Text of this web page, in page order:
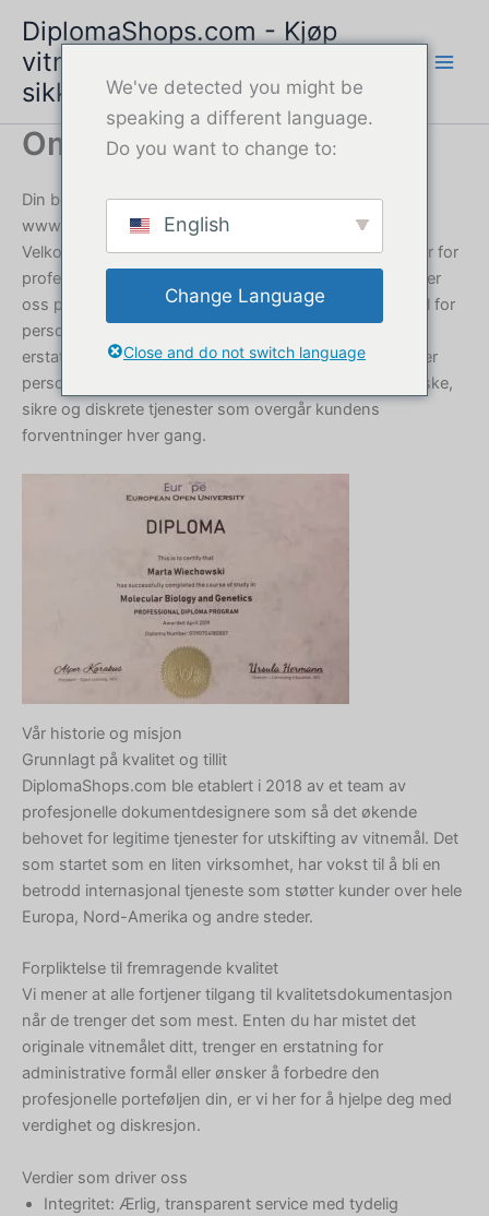
innholdet
DiplomaShops.com - Kjøp
vitnemål online | Rask og
sikker service
Om oss
Din betrodde leverandør av diplomeringstjenester,
www.DiplomaShops.com
Velkommen til DiplomaShops.com, din pålitelige partner for
profesjonelle diplomtjenester siden 2018. Vi spesialiserer
oss på å lage høykvalitets, autentisk utseende vitnemål for
personer over hele verden som trenger
erstatningsdokumenter, verktøy for karriereutvikling eller
personlig referansemateriale. Vårt oppdrag er å tilby raske,
sikre og diskrete tjenester som overgår kundens
forventninger hver gang.
Vår historie og misjon
Grunnlagt på kvalitet og tillit
DiplomaShops.com ble etablert i 2018 av et team av
profesjonelle dokumentdesignere som så det økende
behovet for legitime tjenester for utskifting av vitnemål. Det
som startet som en liten virksomhet, har vokst til å bli en
betrodd internasjonal tjeneste som støtter kunder over hele
Europa, Nord-Amerika og andre steder.
Forpliktelse til fremragende kvalitet
Vi mener at alle fortjener tilgang til kvalitetsdokumentasjon
når de trenger det som mest. Enten du har mistet det
originale vitnemålet ditt, trenger en erstatning for
administrative formål eller ønsker å forbedre den
profesjonelle porteføljen din, er vi her for å hjelpe deg med
verdighet og diskresjon.
Verdier som driver oss
Integritet: Ærlig, transparent service med tydelig
We've detected you might be
speaking a different language.
Do you want to change to:
English
Change Language
Close and do not switch language